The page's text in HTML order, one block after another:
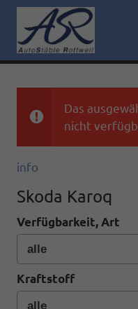
Das
nicht
info
Skoda Karoq
Verfügbarkeit, Art
Kraftstoff